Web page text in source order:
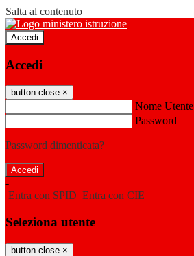
Salta al contenuto
Accedi
Accedi
button close ×
Nome Utente
Password
Password dimenticata?
-
Entra con SPID Entra con CIE
Seleziona utente
button close ×